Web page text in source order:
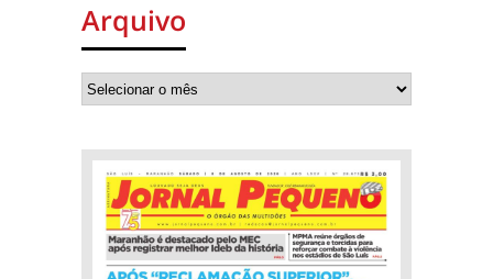
Arquivo